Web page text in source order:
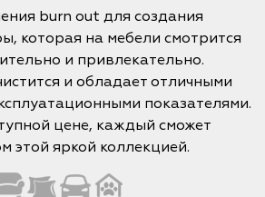
burn out для создания
которая на мебели смотрится
и привлекательно.
и обладает отличными
показателями.
цене, каждый сможет
этой яркой коллекцией.